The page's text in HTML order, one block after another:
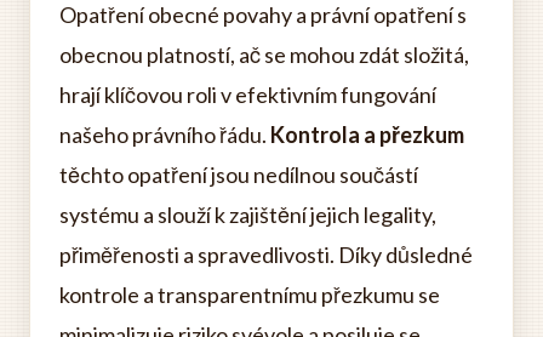
Opatření obecné povahy a právní opatření s
obecnou platností, ač se mohou zdát složitá,
hrají klíčovou roli v efektivním fungování
našeho právního řádu. Kontrola a přezkum
těchto opatření jsou nedílnou součástí
systému a slouží k zajištění jejich legality,
přiměřenosti a spravedlivosti. Díky důsledné
kontrole a transparentnímu přezkumu se